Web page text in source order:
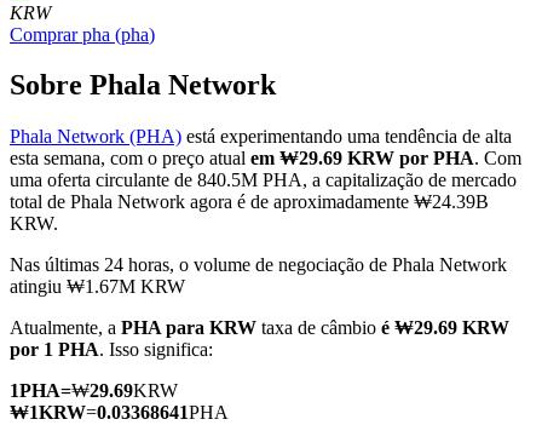
Futuros COIN-M
Futuros de criptomoeda
TradFi
Derivativos de ações, câmbio, metais preciosos e commodities
KRW
Comprar pha (pha)
Sobre Phala Network
Phala Network (PHA) está experimentando uma tendência de alta
esta semana, com o preço atual em ₩29.69 KRW por PHA. Com
uma oferta circulante de 840.5M PHA, a capitalização de mercado
total de Phala Network agora é de aproximadamente ₩24.39B
KRW.
Nas últimas 24 horas, o volume de negociação de Phala Network
atingiu ₩1.67M KRW
Atualmente, a PHA para KRW taxa de câmbio é ₩29.69 KRW
por 1 PHA. Isso significa:
1PHA=₩29.69KRW
₩1KRW=0.03368641PHA